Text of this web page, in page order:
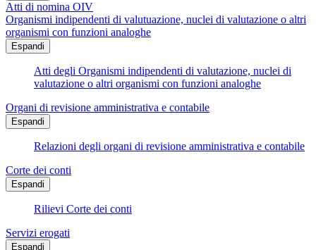
Atti di nomina OIV
Organismi indipendenti di valutuazione, nuclei di valutazione o altri
organismi con funzioni analoghe
Espandi
Atti degli Organismi indipendenti di valutazione, nuclei di
valutazione o altri organismi con funzioni analoghe
Organi di revisione amministrativa e contabile
Espandi
Relazioni degli organi di revisione amministrativa e contabile
Corte dei conti
Espandi
Rilievi Corte dei conti
Servizi erogati
Espandi